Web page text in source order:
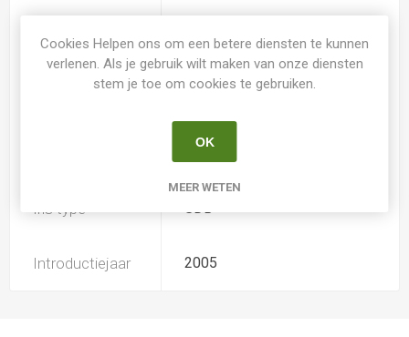
Herbloeiperiode Juni-Juli
Iris type SDB
Introductiejaar 2005
Cookies Helpen ons om een betere diensten te kunnen
verlenen. Als je gebruik wilt maken van onze diensten
stem je toe om cookies te gebruiken.
OK
MEER WETEN